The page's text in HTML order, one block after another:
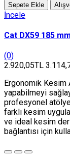
Sepete Ekle
İncele
Cat DX59 185
(0)
2.920,05TL
Ergonomik Kesim
yapabilmeyi
profesyonel
farklı kesim
ve ideal kesim
bağlantısı için